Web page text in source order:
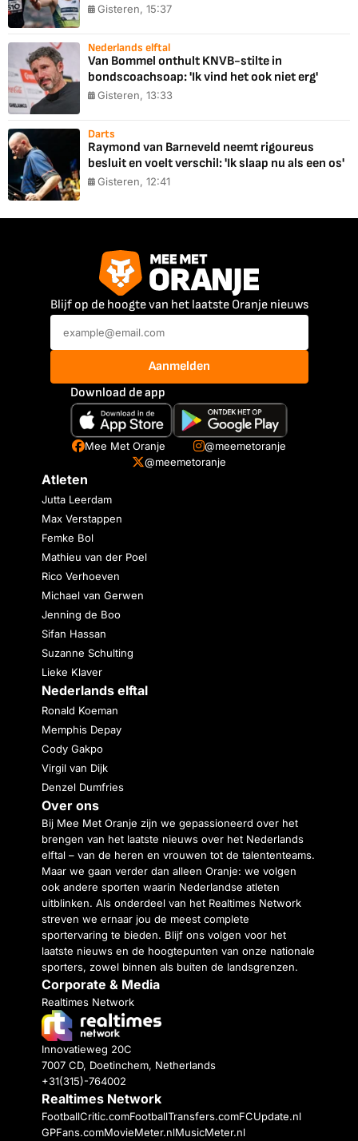
Gisteren, 15:37
Nederlands elftal
Van Bommel onthult KNVB-stilte in
bondscoachsoap: 'Ik vind het ook niet erg'
Gisteren, 13:33
Darts
Raymond van Barneveld neemt rigoureus
besluit en voelt verschil: 'Ik slaap nu als een os'
Gisteren, 12:41
Blijf op de hoogte van het laatste Oranje nieuws
Aanmelden
Download de app
Mee Met Oranje
@meemetoranje
@meemetoranje
Atleten
Jutta Leerdam
Max Verstappen
Femke Bol
Mathieu van der Poel
Rico Verhoeven
Michael van Gerwen
Jenning de Boo
Sifan Hassan
Suzanne Schulting
Lieke Klaver
Nederlands elftal
Ronald Koeman
Memphis Depay
Cody Gakpo
Virgil van Dijk
Denzel Dumfries
Over ons
Bij Mee Met Oranje zijn we gepassioneerd over het
brengen van het laatste nieuws over het Nederlands
elftal – van de heren en vrouwen tot de talententeams.
Maar we gaan verder dan alleen Oranje: we volgen
ook andere sporten waarin Nederlandse atleten
uitblinken. Als onderdeel van het Realtimes Network
streven we ernaar jou de meest complete
sportervaring te bieden. Blijf ons volgen voor het
laatste nieuws en de hoogtepunten van onze nationale
sporters, zowel binnen als buiten de landsgrenzen.
Corporate & Media
Realtimes Network
Innovatieweg 20C
7007 CD, Doetinchem, Netherlands
+31(315)-764002
Realtimes Network
FootballCritic.comFootballTransfers.comFCUpdate.nl
GPFans.comMovieMeter.nlMusicMeter.nl